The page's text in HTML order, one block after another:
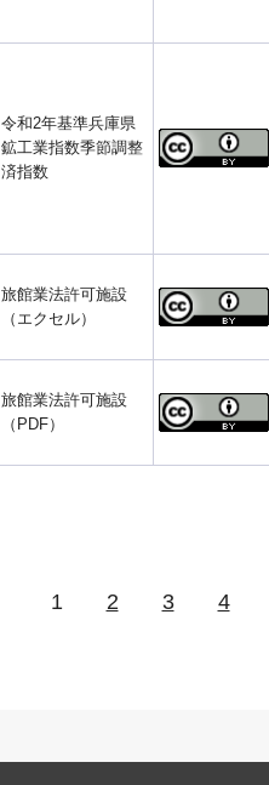
令和2年基準兵庫県
鉱工業指数季節調整
済指数
旅館業法許可施設
（エクセル）
旅館業法許可施設
（PDF）
1 2 3 4